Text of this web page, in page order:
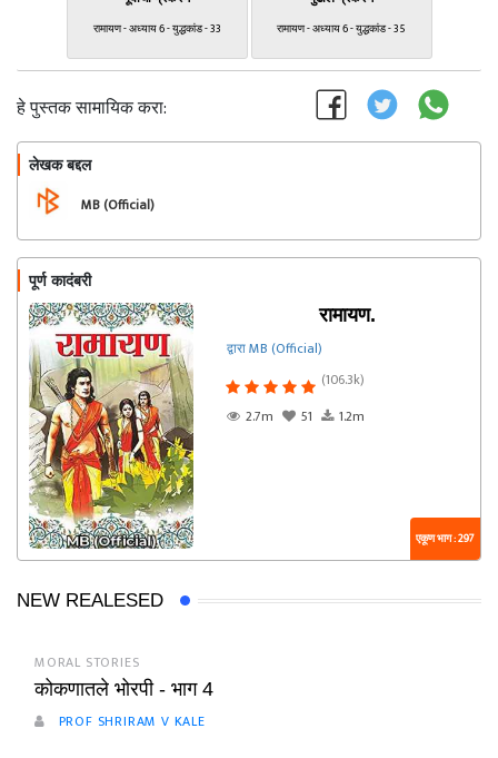
रामायण - अध्याय 6 - युद्धकांड - 33 रामायण - अध्याय 6 - युद्धकांड - 35
हे पुस्तक सामायिक करा:
लेखक बद्दल
MB (Official)
पूर्ण कादंबरी
रामायण.
द्वारा MB (Official)
(106.3k)
2.7m
51 1.2m
एकूण भाग : 297
NEW REALESED
MORAL STORIES
कोकणातले भोरपी - भाग 4
PROF SHRIRAM V KALE